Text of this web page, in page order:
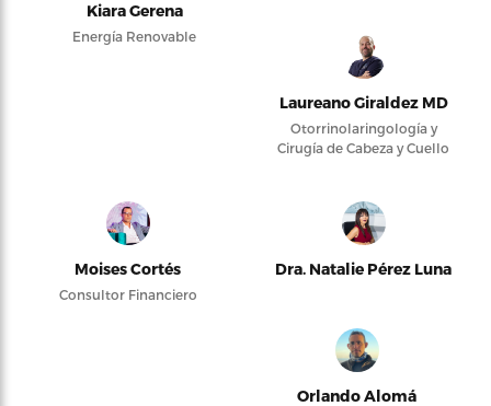
Kiara Gerena
Energía Renovable
Laureano Giraldez MD
Otorrinolaringología y
Cirugía de Cabeza y Cuello
Moises Cortés
Consultor Financiero
Dra. Natalie Pérez Luna
Orlando Alomá